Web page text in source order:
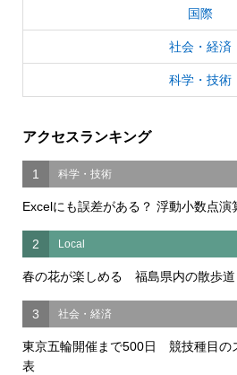
国際
社会・経済
科学・技術
アクセスランキング
1 科学・技術
Excelにも誤差がある？ 浮動小数点
2 Local
春の花が楽しめる 福島県内の散歩道
3 社会・経済
東京五輪開催まで500日 競技種目の
表